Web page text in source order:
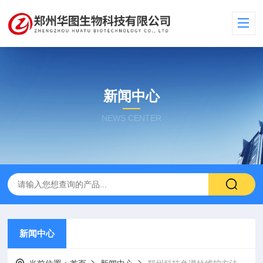
新闻中心
NEWS CENTER
新闻中心